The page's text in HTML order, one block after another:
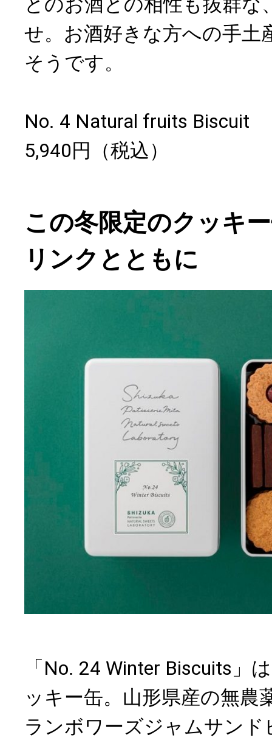
せ。お酒好きな方への手土
そうです。
No. 4 Natural fruits Biscuit
5,940円（税込）
この冬限定のクッキ
リンクとともに
「No. 24 Winter Biscuits」
ッキー缶。山形県産の無農
ランボワーズジャムサン